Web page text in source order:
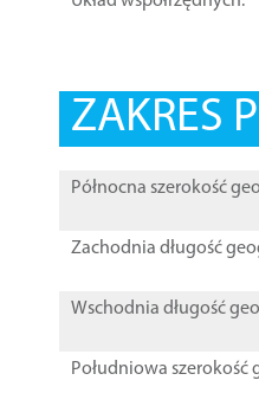
ZAKRES
Północna szerokość
Zachodnia długość
Wschodnia długość
Południowa szerokość